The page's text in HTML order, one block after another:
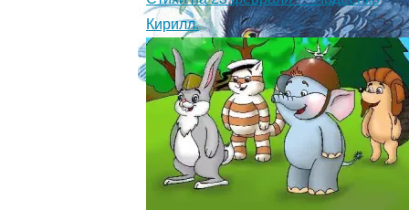
Кирилл.